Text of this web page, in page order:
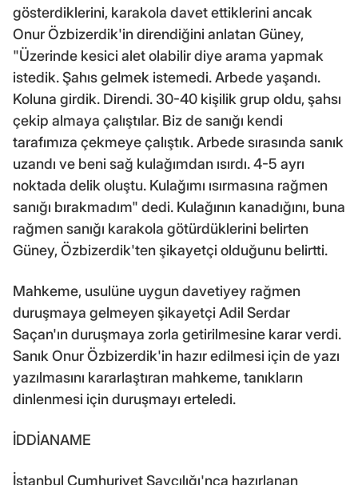
gösterdiklerini, karakola davet ettiklerini ancak
Onur Özbizerdik'in direndiğini anlatan Güney,
"Üzerinde kesici alet olabilir diye arama yapmak
istedik. Şahıs gelmek istemedi. Arbede yaşandı.
Koluna girdik. Direndi. 30-40 kişilik grup oldu, şahsı
çekip almaya çalıştılar. Biz de sanığı kendi
tarafımıza çekmeye çalıştık. Arbede sırasında sanık
uzandı ve beni sağ kulağımdan ısırdı. 4-5 ayrı
noktada delik oluştu. Kulağımı ısırmasına rağmen
sanığı bırakmadım" dedi. Kulağının kanadığını, buna
rağmen sanığı karakola götürdüklerini belirten
Güney, Özbizerdik'ten şikayetçi olduğunu belirtti.
Mahkeme, usulüne uygun davetiyey rağmen
duruşmaya gelmeyen şikayetçi Adil Serdar
Saçan'ın duruşmaya zorla getirilmesine karar verdi.
Sanık Onur Özbizerdik'in hazır edilmesi için de yazı
yazılmasını kararlaştıran mahkeme, tanıkların
dinlenmesi için duruşmayı erteledi.
İDDİANAME
İstanbul Cumhuriyet Savcılığı'nca hazırlanan